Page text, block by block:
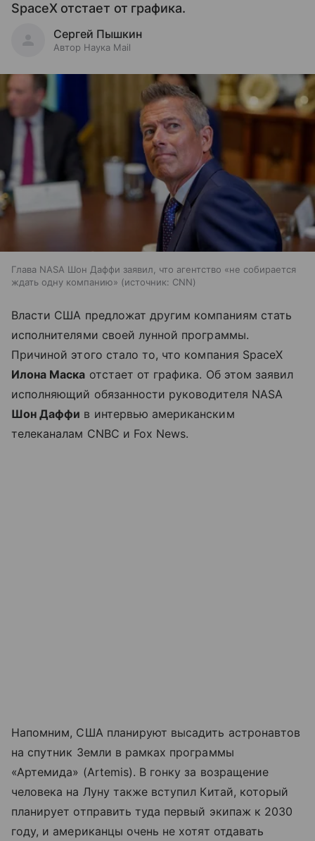
SpaceX отстает от графика.
Сергей Пышкин
Автор Наука Mail
Глава NASA Шон Даффи заявил, что агентство «не собирается
ждать одну компанию»
источник: CNN
Власти США предложат другим компаниям стать
исполнителями своей лунной программы.
Причиной этого стало то, что компания SpaceX
Илона Маска отстает от графика. Об этом заявил
исполняющий обязанности руководителя NASA
Шон Даффи в интервью американским
телеканалам CNBC и Fox News.
Напомним, США планируют высадить астронавтов
на спутник Земли в рамках программы
«Артемида» (Artemis). В гонку за возращение
человека на Луну также вступил Китай, который
планирует отправить туда первый экипаж к 2030
году, и американцы очень не хотят отдавать